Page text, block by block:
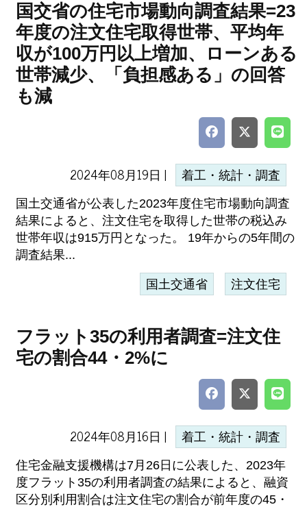
国交省の住宅市場動向調査結果=23
年度の注文住宅取得世帯、平均年
収が100万円以上増加、ローンある
世帯減少、「負担感ある」の回答
も減
2024年08月19日 | 着工・統計・調査
国土交通省が公表した2023年度住宅市場動向調査
結果によると、注文住宅を取得した世帯の税込み
世帯年収は915万円となった。 19年からの5年間の
調査結果...
国土交通省 注文住宅
フラット35の利用者調査=注文住
宅の割合44・2%に
2024年08月16日 | 着工・統計・調査
住宅金融支援機構は7月26日に公表した、2023年
度フラット35の利用者調査の結果によると、融資
区分別利用割合は注文住宅の割合が前年度の45・